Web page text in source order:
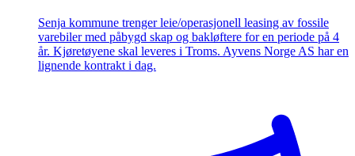
Senja kommune trenger leie/operasjonell leasing av fossile
varebiler med påbygd skap og bakløftere for en periode på 4
år. Kjøretøyene skal leveres i Troms. Ayvens Norge AS har en
lignende kontrakt i dag.